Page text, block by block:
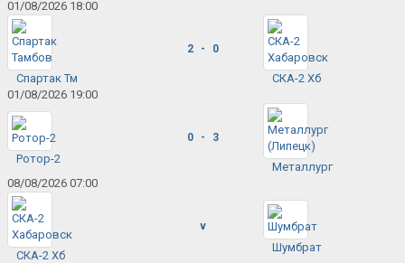
01/08/2026 18:00
Спартак Тм
2 - 0
СКА-2 Хб
01/08/2026 19:00
Ротор-2
0 - 3
Металлург
08/08/2026 07:00
СКА-2 Хб
v
Шумбрат